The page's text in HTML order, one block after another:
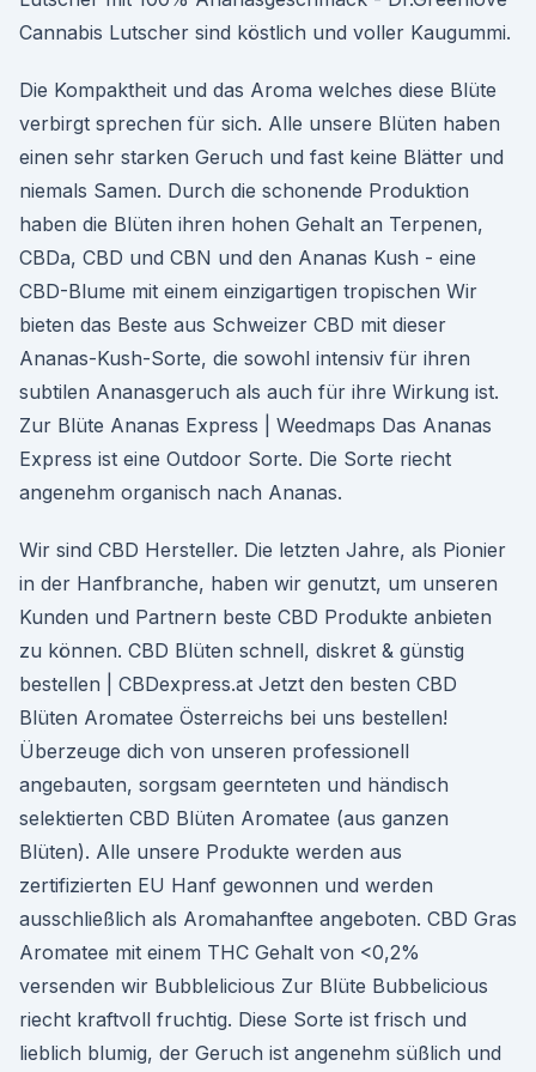
Cannabis Lutscher sind köstlich und voller Kaugummi.
Die Kompaktheit und das Aroma welches diese Blüte
verbirgt sprechen für sich. Alle unsere Blüten haben
einen sehr starken Geruch und fast keine Blätter und
niemals Samen. Durch die schonende Produktion
haben die Blüten ihren hohen Gehalt an Terpenen,
CBDa, CBD und CBN und den Ananas Kush - eine
CBD-Blume mit einem einzigartigen tropischen Wir
bieten das Beste aus Schweizer CBD mit dieser
Ananas-Kush-Sorte, die sowohl intensiv für ihren
subtilen Ananasgeruch als auch für ihre Wirkung ist.
Zur Blüte Ananas Express | Weedmaps Das Ananas
Express ist eine Outdoor Sorte. Die Sorte riecht
angenehm organisch nach Ananas.
Wir sind CBD Hersteller. Die letzten Jahre, als Pionier
in der Hanfbranche, haben wir genutzt, um unseren
Kunden und Partnern beste CBD Produkte anbieten
zu können. CBD Blüten schnell, diskret & günstig
bestellen | CBDexpress.at Jetzt den besten CBD
Blüten Aromatee Österreichs bei uns bestellen!
Überzeuge dich von unseren professionell
angebauten, sorgsam geernteten und händisch
selektierten CBD Blüten Aromatee (aus ganzen
Blüten). Alle unsere Produkte werden aus
zertifizierten EU Hanf gewonnen und werden
ausschließlich als Aromahanftee angeboten. CBD Gras
Aromatee mit einem THC Gehalt von <0,2%
versenden wir Bubblelicious Zur Blüte Bubbelicious
riecht kraftvoll fruchtig. Diese Sorte ist frisch und
lieblich blumig, der Geruch ist angenehm süßlich und